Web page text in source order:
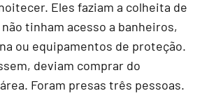
Eles faziam a colheita de
tinham acesso a banheiros,
ou equipamentos de proteção.
deviam comprar do
Foram presas três pessoas.